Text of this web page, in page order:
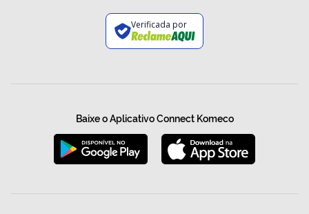
Verificada por
Baixe o Aplicativo Connect Komeco